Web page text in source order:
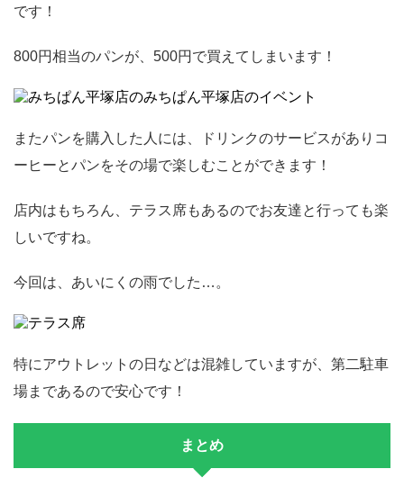
です！
800円相当のパンが、500円で買えてしまいます！
またパンを購入した人には、ドリンクのサービスがありコ
ーヒーとパンをその場で楽しむことができます！
店内はもちろん、テラス席もあるのでお友達と行っても楽
しいですね。
今回は、あいにくの雨でした…。
特にアウトレットの日などは混雑していますが、第二駐車
場まであるので安心です！
まとめ